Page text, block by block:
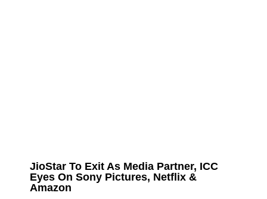
JioStar To Exit As Media Partner, ICC
Eyes On Sony Pictures, Netflix &
Amazon